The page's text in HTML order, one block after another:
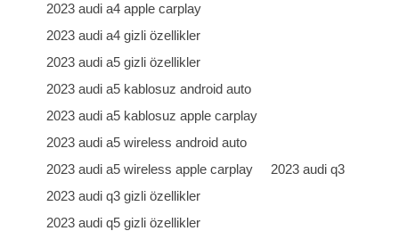
2023 audi a4 apple carplay
2023 audi a4 gizli özellikler
2023 audi a5 gizli özellikler
2023 audi a5 kablosuz android auto
2023 audi a5 kablosuz apple carplay
2023 audi a5 wireless android auto
2023 audi a5 wireless apple carplay
2023 audi q3
2023 audi q3 gizli özellikler
2023 audi q5 gizli özellikler